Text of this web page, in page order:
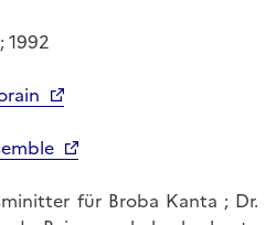
1992
für Broba Kanta ; Dr.